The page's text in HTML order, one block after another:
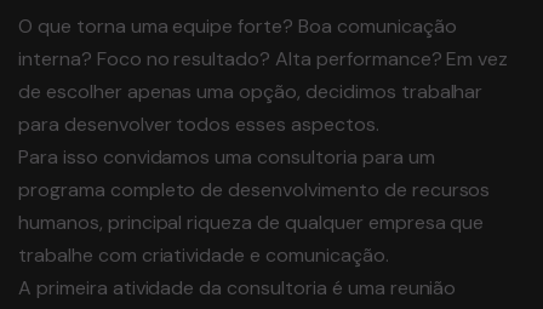
O que torna uma equipe forte? Boa comunicação
interna? Foco no resultado? Alta performance? Em vez
de escolher apenas uma opção, decidimos trabalhar
para desenvolver todos esses aspectos.
Para isso convidamos uma consultoria para um
programa completo de desenvolvimento de recursos
humanos, principal riqueza de qualquer empresa que
trabalhe com criatividade e comunicação.
A primeira atividade da consultoria é uma reunião